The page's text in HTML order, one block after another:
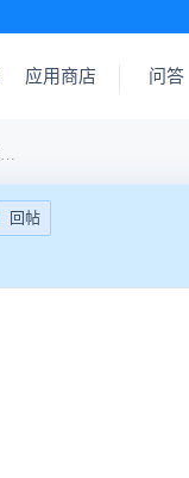
应用商店 问答
禅道开源版18.0迁移后企业微信通知失效问题
回帖